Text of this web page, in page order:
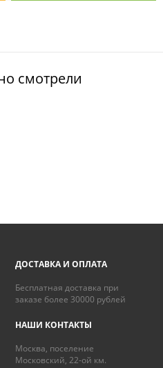
смотрели
ДОСТАВКА И ОПЛАТА
Бесплатная доставка при
заказе более 30000 рублей
НАШИ КОНТАКТЫ
Москва, поселение
Московский, 22-ой км.